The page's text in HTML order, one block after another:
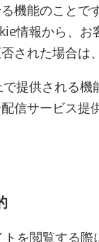
機能のこと
情報から、
された場合は
提供される
信サービス提
を閲覧する